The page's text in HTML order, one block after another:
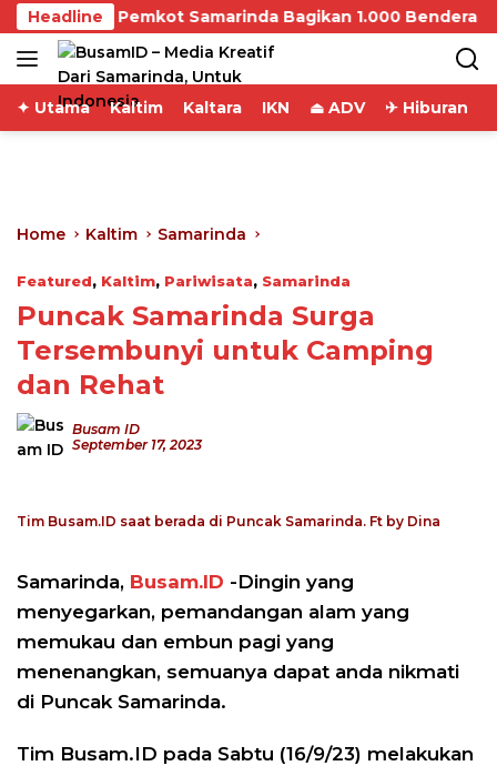
Skip
to
content
Headline
Pemkot Samarinda Bagikan 1.000 Bendera
✦ Utama Kaltim Kaltara IKN ⏏ ADV ✈ Hiburan
Home Kaltim Samarinda
Featured, Kaltim, Pariwisata, Samarinda
Puncak Samarinda Surga
Tersembunyi untuk Camping
dan Rehat
Busam ID
September 17, 2023
Tim Busam.ID saat berada di Puncak Samarinda. Ft by Dina
Samarinda, Busam.ID -Dingin yang
menyegarkan, pemandangan alam yang
memukau dan embun pagi yang
menenangkan, semuanya dapat anda nikmati
di Puncak Samarinda.
Tim Busam.ID pada Sabtu (16/9/23) melakukan